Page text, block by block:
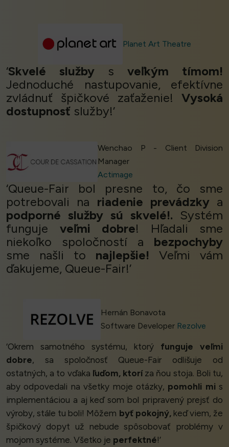
Planet Art Theatre
‘Skvelé služby s veľkým tímom!
Jednoduché nastupovanie, efektívne
zvládnuť špičkové zaťaženie! Vysoká
dostupnosť služby!’
Wenchao P - Client Division
Manager
Actimage
‘Queue-Fair bol presne to, čo sme
potrebovali na riadenie prevádzkya
podporné služby sú skvelé!. Systém
funguje veľmi dobre! Hľadali sme
niekoľko spoločností a bezpochyby
sme našli to najlepšie! Veľmi vám
ďakujeme, Queue-Fair!’
Hernán Bonavota
Software Developer Rezolve
‘Okrem samotného systému, ktorý funguje veľmi
dobre, sa spoločnosť Queue-Fair odlišuje od
ostatných, a to vďaka ľuďom, ktoríza ňou stoja. Boli tu,
aby odpovedali na všetky moje otázky, pomohli mi s
implementáciou a aj keď som bol pripravený prejsť do
výroby, stále tu boli! Môžem byť pokojný,keď viem, že
špičkový dopyt už nebude spôsobovať problémy v
mojom systéme. Všetko je perfektné!’